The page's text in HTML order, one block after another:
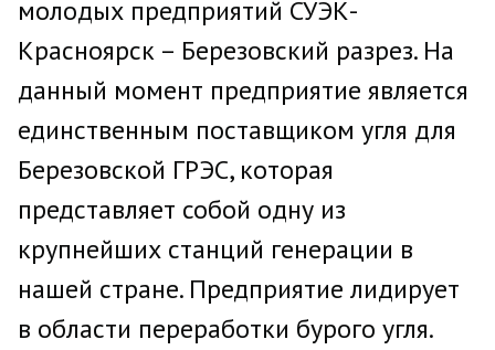
молодых предприятий СУЭК-
Красноярск – Березовский разрез. На
данный момент предприятие является
единственным поставщиком угля для
Березовской ГРЭС, которая
представляет собой одну из
крупнейших станций генерации в
нашей стране. Предприятие лидирует
в области переработки бурого угля.